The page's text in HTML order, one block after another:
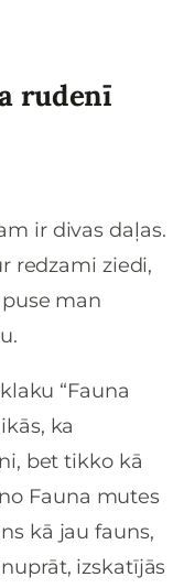
rudenī
ir divas daļas.
redzami ziedi,
man
“Fauna
ka
bet tikko kā
Fauna mutes
kā jau fauns,
izskatījās